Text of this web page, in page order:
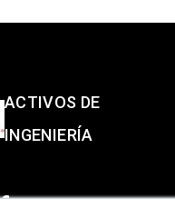
ACTIVOS DE
INGENIERÍA